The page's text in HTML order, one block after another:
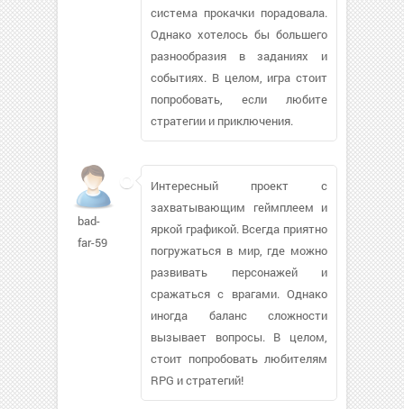
система прокачки порадовала.
Однако хотелось бы большего
разнообразия в заданиях и
событиях. В целом, игра стоит
попробовать, если любите
стратегии и приключения.
bad-
far-59
Интересный проект с
захватывающим геймплеем и
яркой графикой. Всегда приятно
погружаться в мир, где можно
развивать персонажей и
сражаться с врагами. Однако
иногда баланс сложности
вызывает вопросы. В целом,
стоит попробовать любителям
RPG и стратегий!